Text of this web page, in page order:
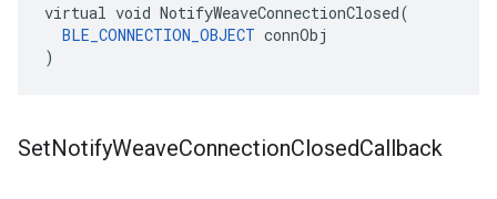
virtual void NotifyWeaveConnectionClosed(
BLE_CONNECTION_OBJECT connObj
)
SetNotifyWeaveConnectionClosedCallback